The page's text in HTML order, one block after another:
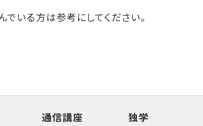
いる方は参考にしてください。
通信講座 独学